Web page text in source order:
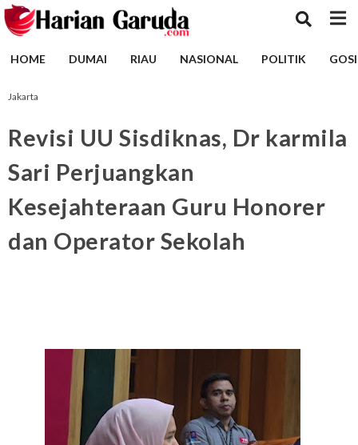
HOME DUMAI RIAU NASIONAL POLITIK
Jakarta
Revisi UU Sisdiknas, Dr karmila
Sari Perjuangkan
Kesejahteraan Guru Honorer
dan Operator Sekolah